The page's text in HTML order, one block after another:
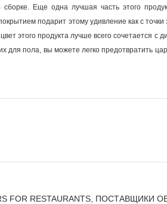
Еще одна лучшая часть этого
подарит этому удивление как с
этого продукта лучше всего сочетается с
для пола, вы можете легко предотвратить
FOR RESTAURANTS, ПОСТАВЩИКИ